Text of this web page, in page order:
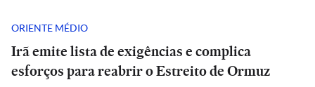
ORIENTE MÉDIO
Irã emite lista de exigências e complica
esforços para reabrir o Estreito de Ormuz